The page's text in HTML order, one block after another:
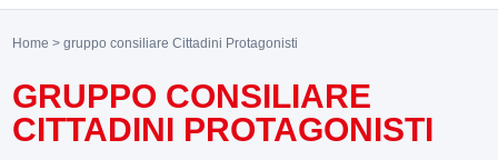
approfondimenti sulla gestione
Home > gruppo consiliare Cittadini Protagonisti
GRUPPO CONSILIARE
CITTADINI PROTAGONISTI